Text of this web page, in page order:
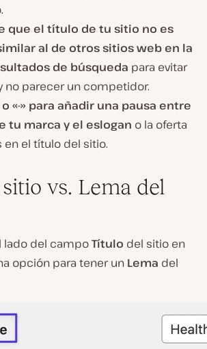
que el título de tu sitio no es
al de otros sitios web en la
de búsqueda para evitar
no parecer un competidor.
«-» para añadir una pausa entre
tu marca y el eslogan o la oferta
el título del sitio.
vs. Lema del
lado del campoTítulo del sitio en
opción para tener un Lema del